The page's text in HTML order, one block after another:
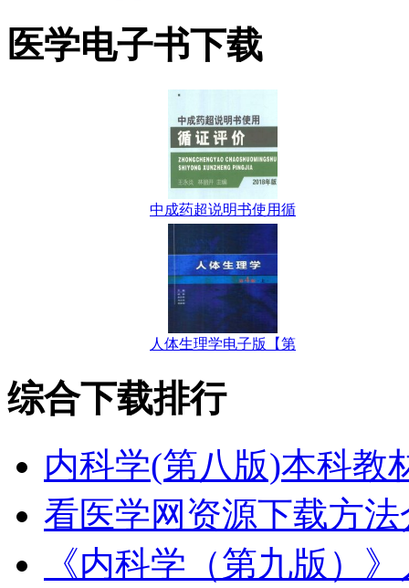
医学电子书下载
中成药超说明书使用循
人体生理学电子版【第
综合下载排行
内科学(第八版)本科教
看医学网资源下载方法
《内科学（第九版）